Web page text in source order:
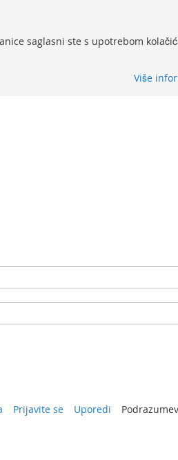
saglasni ste s upotrebom
Više
Prijavite se Uporedi